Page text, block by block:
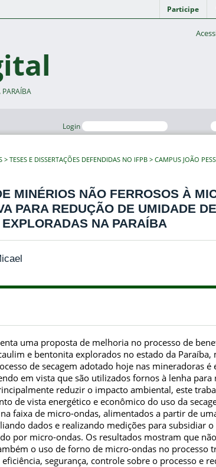
Participe
PARAÍBA
Login
TESES E DISSERTAÇÕES DEFENDIDAS NO IFPB CAMPUS JOÃO
MINÉRIOS NÃO FERROSOS À
PARA REDUÇÃO DE UMIDADE
NA PARAÍBA
uma proposta de melhoria no processo de
e bentonita explorados no estado da Paraíba,
de secagem adotado hoje nas mineradoras
em vista que são utilizados fornos à lenha para
reduzir o impacto ambiental, este
de vista energético e econômico do uso da
faixa de micro-ondas, alimentados a partir de
dados e realizando medições para subsidiar
por micro-ondas. Os resultados mostram que
o uso de forno de micro-ondas no processo
segurança, controle sobre o processo e